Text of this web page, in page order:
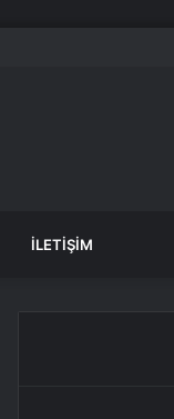
İLETIŞIM